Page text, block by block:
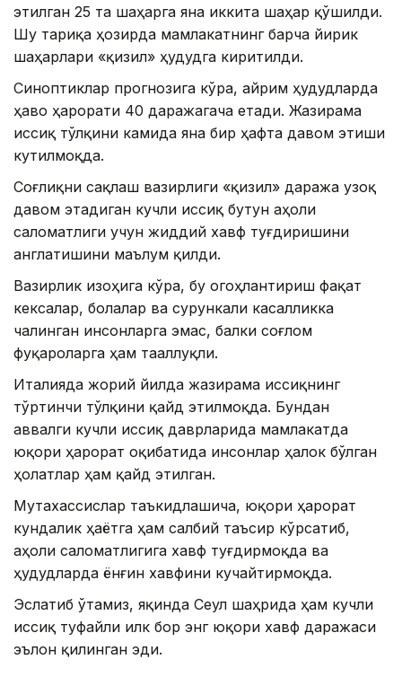
этилган 25 та шаҳарга яна иккита шаҳар қўшилди.
Шу тариқа ҳозирда мамлакатнинг барча йирик
шаҳарлари «қизил» ҳудудга киритилди.
Синоптиклар прогнозига кўра, айрим ҳудудларда
ҳаво ҳарорати 40 даражагача етади. Жазирама
иссиқ тўлқини камида яна бир ҳафта давом этиши
кутилмоқда.
Соғлиқни сақлаш вазирлиги «қизил» даража узоқ
давом этадиган кучли иссиқ бутун аҳоли
саломатлиги учун жиддий хавф туғдиришини
англатишини маълум қилди.
Вазирлик изоҳига кўра, бу огоҳлантириш фақат
кексалар, болалар ва сурункали касалликка
чалинган инсонларга эмас, балки соғлом
фуқароларга ҳам тааллуқли.
Италияда жорий йилда жазирама иссиқнинг
тўртинчи тўлқини қайд этилмоқда. Бундан
аввалги кучли иссиқ даврларида мамлакатда
юқори ҳарорат оқибатида инсонлар ҳалок бўлган
ҳолатлар ҳам қайд этилган.
Мутахассислар таъкидлашича, юқори ҳарорат
кундалик ҳаётга ҳам салбий таъсир кўрсатиб,
аҳоли саломатлигига хавф туғдирмоқда ва
ҳудудларда ёнғин хавфини кучайтирмоқда.
Эслатиб ўтамиз, яқинда Сеул шаҳрида ҳам кучли
иссиқ туфайли илк бор энг юқори хавф даражаси
эълон қилинган эди.